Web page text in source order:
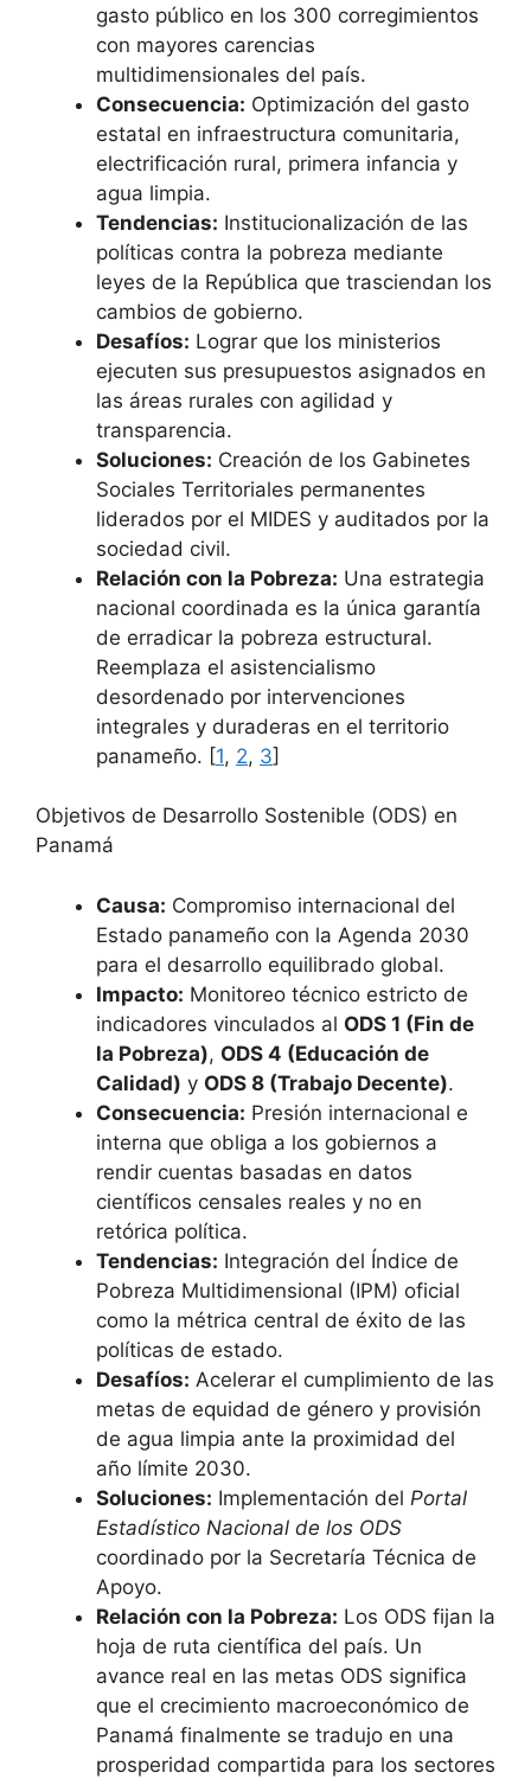
gasto público en los 300 corregimientos
con mayores carencias
multidimensionales del país.
Consecuencia: Optimización del gasto
estatal en infraestructura comunitaria,
electrificación rural, primera infancia y
agua limpia.
Tendencias: Institucionalización de las
políticas contra la pobreza mediante
leyes de la República que trasciendan los
cambios de gobierno.
Desafíos: Lograr que los ministerios
ejecuten sus presupuestos asignados en
las áreas rurales con agilidad y
transparencia.
Soluciones: Creación de los Gabinetes
Sociales Territoriales permanentes
liderados por el MIDES y auditados por la
sociedad civil.
Relación con la Pobreza: Una estrategia
nacional coordinada es la única garantía
de erradicar la pobreza estructural.
Reemplaza el asistencialismo
desordenado por intervenciones
integrales y duraderas en el territorio
panameño. [1, 2, 3]
Objetivos de Desarrollo Sostenible (ODS) en
Panamá
Causa: Compromiso internacional del
Estado panameño con la Agenda 2030
para el desarrollo equilibrado global.
Impacto: Monitoreo técnico estricto de
indicadores vinculados al ODS 1 (Fin de
la Pobreza), ODS 4 (Educación de
Calidad) y ODS 8 (Trabajo Decente).
Consecuencia: Presión internacional e
interna que obliga a los gobiernos a
rendir cuentas basadas en datos
científicos censales reales y no en
retórica política.
Tendencias: Integración del Índice de
Pobreza Multidimensional (IPM) oficial
como la métrica central de éxito de las
políticas de estado.
Desafíos: Acelerar el cumplimiento de las
metas de equidad de género y provisión
de agua limpia ante la proximidad del
año límite 2030.
Soluciones: Implementación del Portal
Estadístico Nacional de los ODS
coordinado por la Secretaría Técnica de
Apoyo.
Relación con la Pobreza: Los ODS fijan la
hoja de ruta científica del país. Un
avance real en las metas ODS significa
que el crecimiento macroeconómico de
Panamá finalmente se tradujo en una
prosperidad compartida para los sectores